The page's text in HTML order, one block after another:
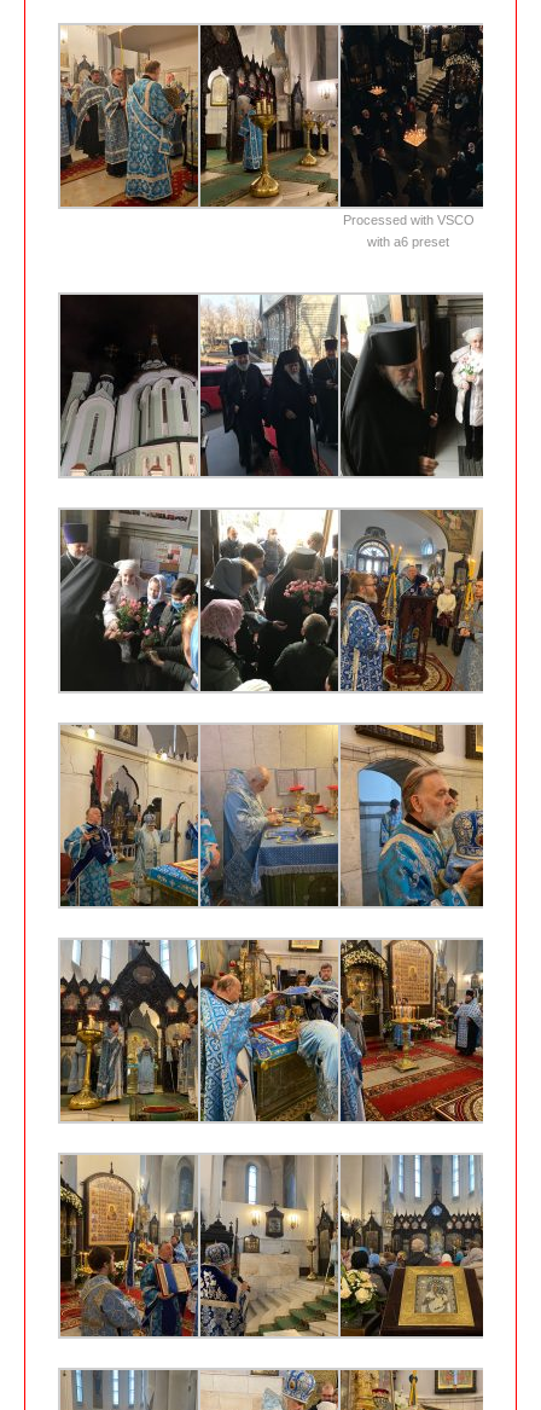
Processed with VSCO
with a6 preset